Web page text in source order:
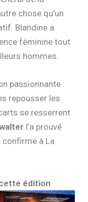
chose qu’un
Blandine a
féminine tout
hommes.
passionnante :
repousser les
se resserrent
l’a prouvé
confirme à La
édition